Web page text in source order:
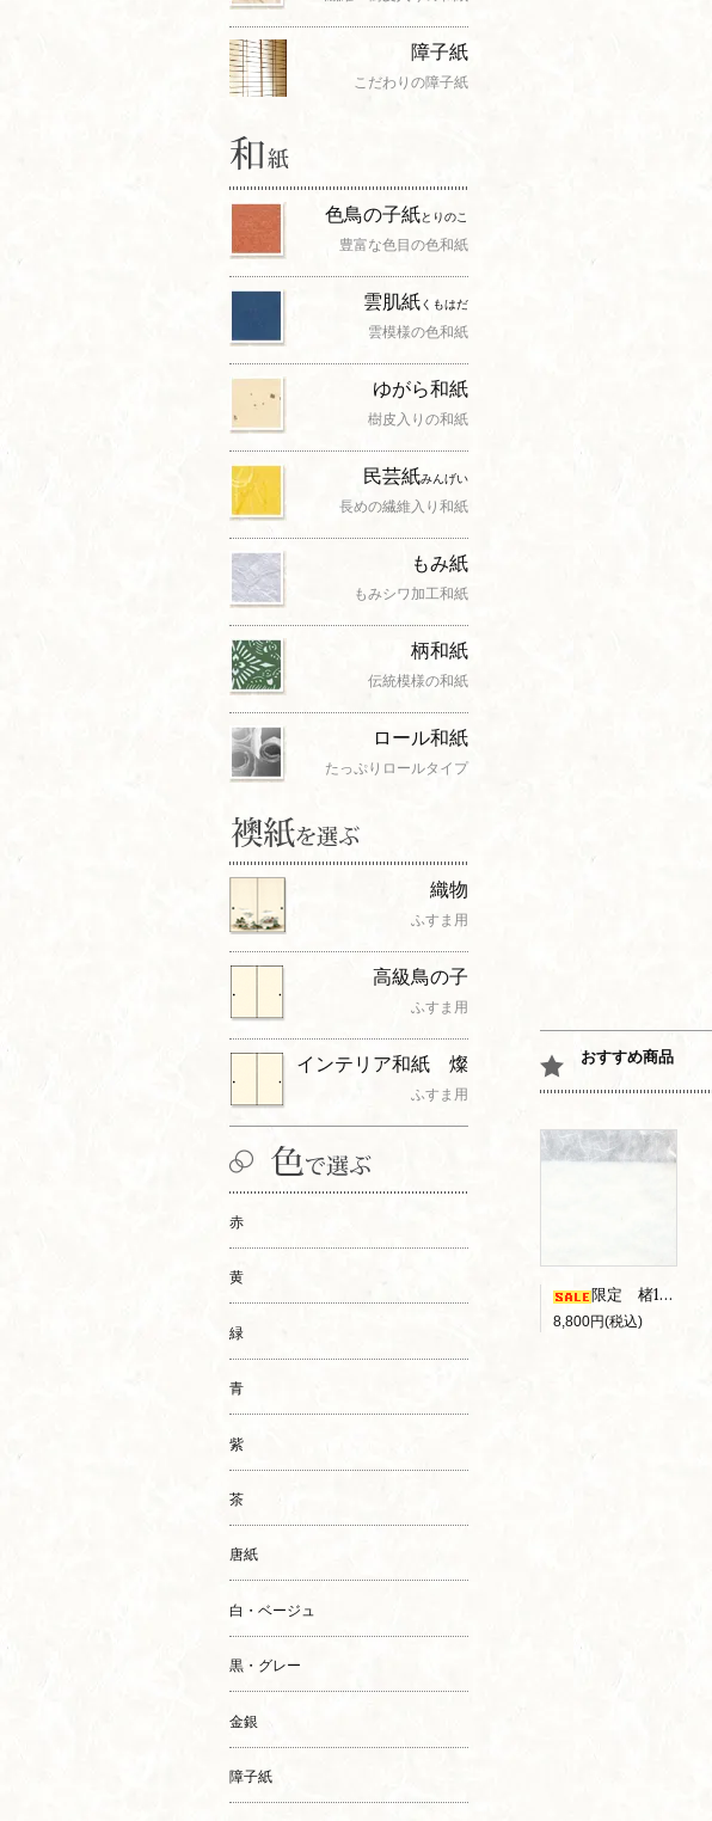
おすすめ商品
限定 楮100％ 雲竜障子紙 （ｷｽﾞｱﾘ）
8,800円(税込)
障子紙
こだわりの障子紙
色鳥の子紙とりのこ
豊富な色目の色和紙
雲肌紙くもはだ
雲模様の色和紙
ゆがら和紙
樹皮入りの和紙
民芸紙みんげい
長めの繊維入り和紙
もみ紙
もみシワ加工和紙
柄和紙
伝統模様の和紙
ロール和紙
たっぷりロールタイプ
織物
ふすま用
高級鳥の子
ふすま用
インテリア和紙 燦
ふすま用
赤
黄
緑
青
紫
茶
唐紙
白・ベージュ
黒・グレー
金銀
障子紙